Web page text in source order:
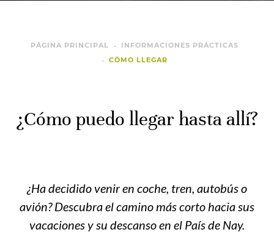
PÁGINA PRINCIPAL
INFORMACIONES PRÁCTICAS
CÒMO LLEGAR
¿Cómo puedo llegar hasta allí?
¿Ha decidido venir en coche, tren, autobús o
avión? Descubra el camino más corto hacia sus
vacaciones y su descanso en el País de Nay.